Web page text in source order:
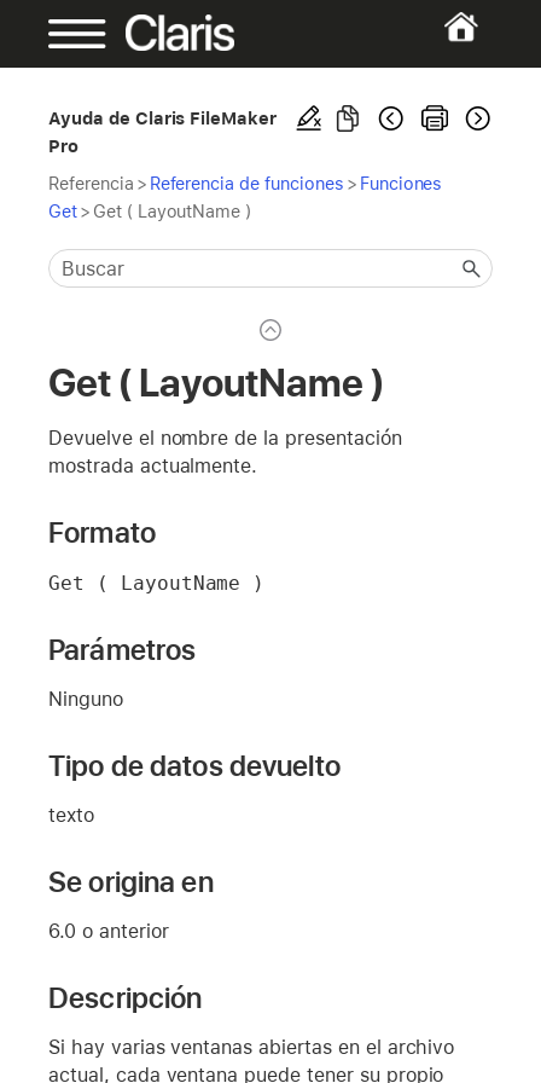
Ayuda de Claris FileMaker
Pro
Referencia > Referencia de funciones > Funciones
Get> Get ( LayoutName )
Get ( LayoutName )
Devuelve el nombre de la presentación
mostrada actualmente.
Formato
Get ( LayoutName )
Parámetros
Ninguno
Tipo de datos devuelto
texto
Se origina en
6.0 o anterior
Descripción
Si hay varias ventanas abiertas en el archivo
actual, cada ventana puede tener su propio